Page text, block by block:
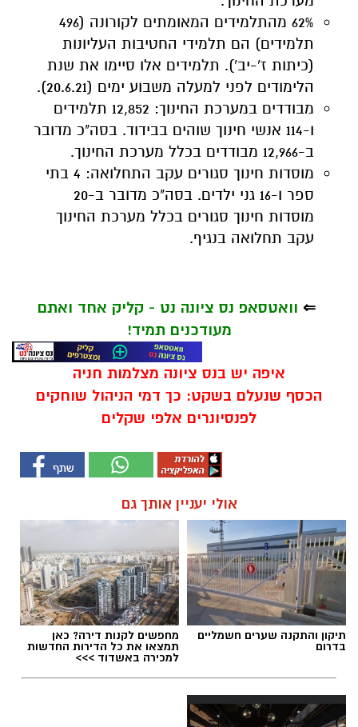
62% מהתלמידים המאומתים לקורונה (496
תלמידים) הם תלמידי החטיבות העליונות
(כיתות ז'-יב'). תלמידים אלו סיימו את שנת
הלימודים לפני למעלה משבוע ימים (20.6.21).
מבודדים במערכת החינוך: 12,852 תלמידים
ו-114 אנשי חינוך שוהים בבידוד. בסה"כ מדובר
ב-12,966 מבודדים בכלל מערכת החינוך.
מוסדות חינוך סגורים עקב התחלואה: 4 בתי
ספר ו-16 גני ילדים. בסה"כ מדובר ב-20
מוסדות חינוך סגורים בכלל מערכת החינוך
עקב תחלואה בנגיף.
⇐ וואטסאפ נס ציונה נט - קליק אחד ואתם
מעודכנים תמיד!
איפה יש בנס ציונה מצלמות חניה
הכסף שנעלם בשקט: כך דמי הניהול שוחקים
לפנסיונרים אלפי שקלים
אולי יעניין אותך גם
תיקון והתקנה שערים חשמליים
בדרום
מחפשים לקנות דירה? כאן
תמצאו את כל הדירות החדשות
למכירה באשדוד >>>